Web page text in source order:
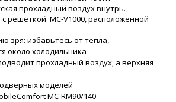
прохладный воздух внутрь.
решеткой MC-V1000, расположенной
зря: избавьтесь от тепла,
около холодильника
прохладный воздух, а верхняя
моделей
MC-RM90/140